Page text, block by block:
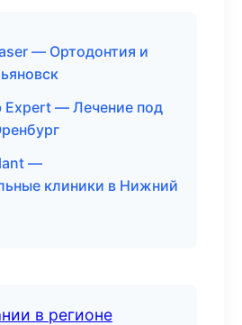
— Ортодонтия и
Expert — Лечение под
—
клиники в Нижний
в регионе